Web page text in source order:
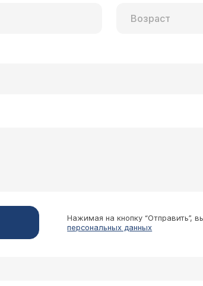
Нажимая на кнопку “Отправить”,
персональных данных